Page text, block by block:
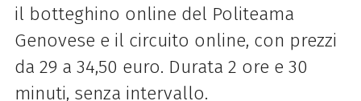
il botteghino online del Politeama
Genovese e il circuito online, con prezzi
da 29 a 34,50 euro. Durata 2 ore e 30
minuti, senza intervallo.